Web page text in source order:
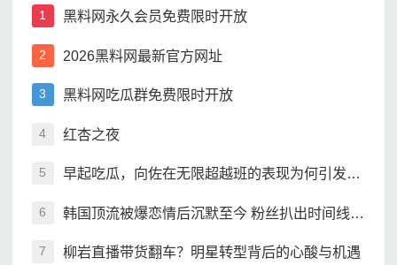
1 黑料网永久会员免费限时开放
2 2026黑料网最新官方网址
3 黑料网吃瓜群免费限时开放
4 红杏之夜
5 早起吃瓜，向佐在无限超越班的表现为何引发热议
6 韩国顶流被爆恋情后沉默至今 粉丝扒出时间线引争议
7 柳岩直播带货翻车？明星转型背后的心酸与机遇